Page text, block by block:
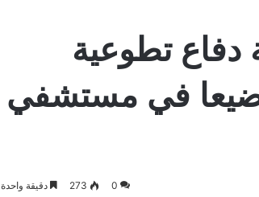
دفاع تطوعية
حقيقة وفاة 12 رضيعا في مستشفي
0
273 دقيقة واحدة